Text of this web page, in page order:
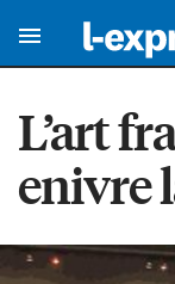
L’art
enivre